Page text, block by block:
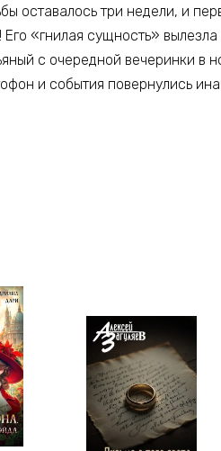
оставалось три недели, и
«гнилая сущность»
с очередной вечеринки в
и события повернулись